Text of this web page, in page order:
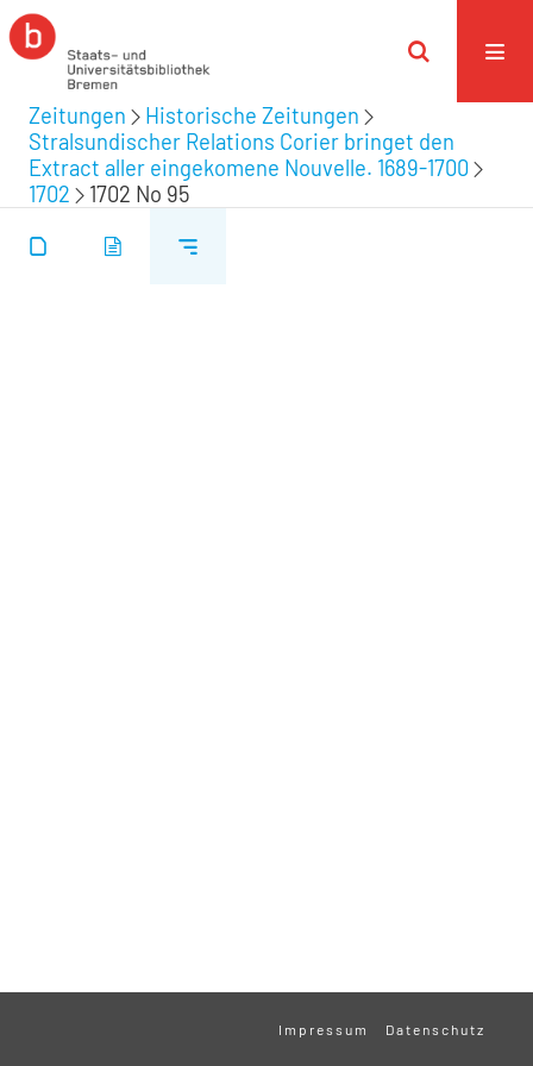
Zeitungen
Historische Zeitungen
Stralsundischer Relations Corier bringet den
Extract aller eingekomene Nouvelle. 1689-1700
1702
1702 No 95
Impressum Datenschutz